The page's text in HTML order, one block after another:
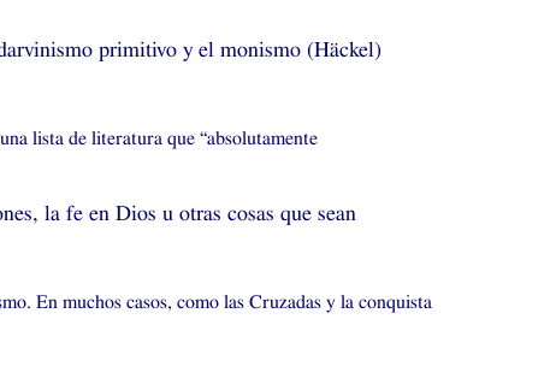
primitivo y el monismo (Häckel)
lista de literatura que “absolutamente
la fe en Dios u otras cosas que sean
En muchos casos, como las Cruzadas y la conquista